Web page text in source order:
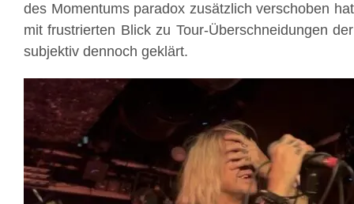
des Momentums paradox zusätzlich verschoben
mit frustrierten Blick zu Tour-Überschneidungen
subjektiv dennoch geklärt.